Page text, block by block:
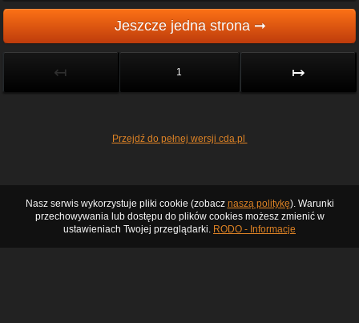
Jeszcze jedna strona ➞
↤ 1 ↦
Przejdź do pełnej wersji cda.pl
Nasz serwis wykorzystuje pliki cookie (zobacz naszą politykę). Warunki
przechowywania lub dostępu do plików cookies możesz zmienić w
ustawieniach Twojej przeglądarki. RODO - Informacje